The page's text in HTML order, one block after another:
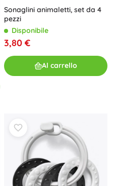
Sonaglini animaletti, set da 4
pezzi
Disponibile
3,80 €
Al carrello